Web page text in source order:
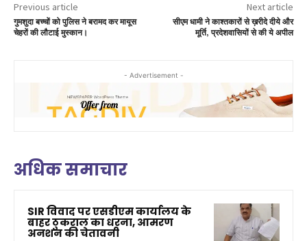
Previous article
गुमशुदा बच्चों को पुलिस ने बरामद कर मायूस
चेहरों की लौटाई मुस्कान।
Next article
सीएम धामी ने काश्तकारों से ख़रीदे दीये और
मूर्ति, प्रदेशवासियों से की ये अपील
- Advertisement -
अधिक समाचार
SIR विवाद पर एसडीएम कार्यालय के
बाहर ठुकराल का धरना, आमरण
अनशन की चेतावनी